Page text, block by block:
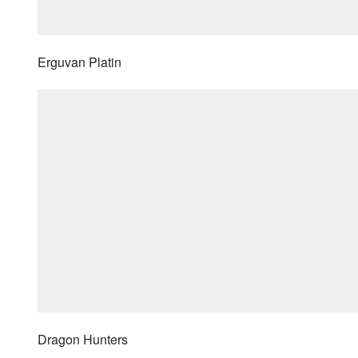
Erguvan Platin
Dragon Hunters